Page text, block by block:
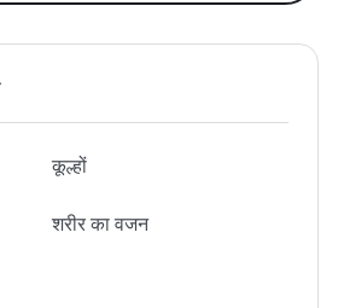
कूल्हों
शरीर का वजन